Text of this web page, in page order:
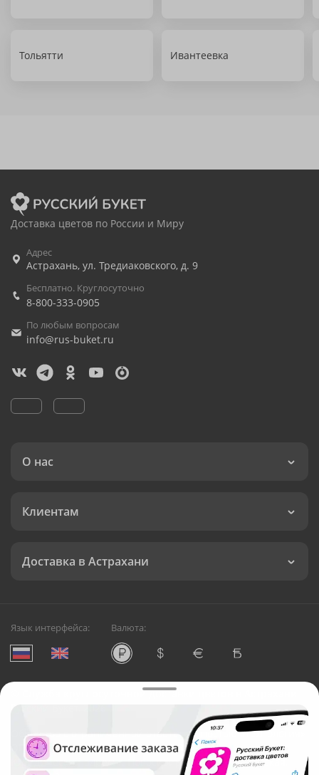
Тольятти Ивантеевка
Доставка цветов по России и Миру
Адрес
Астрахань, ул. Тредиаковского, д. 9
Бесплатно. Круглосуточно
8-800-333-0905
По любым вопросам
info@rus-buket.ru
О нас
Клиентам
Доставка в Астрахани
Язык интерфейса: Валюта:
Служба круглосуточной доставки цветов в Астрахани
Русский Букет, 2026
Общество с ограниченной ответственностью «Технология»
ОГРН: 1195476081745, ИНН: 5410081997
Юридический адрес: г. Новосибирск, ул. Ипподромская,